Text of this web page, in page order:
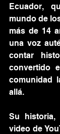
Ecuador,
mundo de
más de 14
una voz
contar
convertido
comunidad
allá.
Su historia,
video de